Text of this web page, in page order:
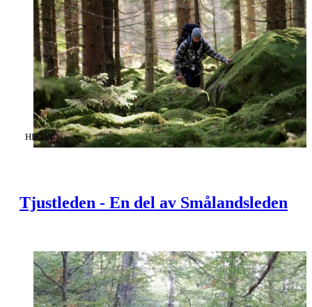
Tjustleden - En del av Smålandsleden
CATEGORY:
HIKING